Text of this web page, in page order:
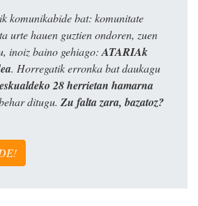
komunikabide bat: komunitate
urte hauen guztien ondoren, zuen
inoiz baino gehiago: ATARIAk
. Horregatik erronka bat daukagu
28 herrietan hamarna
ditugu. Zu falta zara, bazatoz?